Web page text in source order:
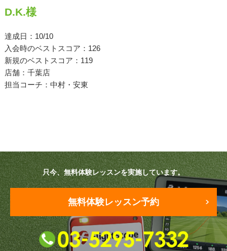
原田メソッド
エゴスキューメソッド
レッスン内容
ゴルフが楽しみたい（初心者）
飛距離アップしたい
自分に合うクラブが欲しい
法人向けプラン
プラン・料金
D.K.様
達成日：10/10
入会時のベストスコア：126
新規のベストスコア：119
店舗：千葉店
担当コーチ：中村・安東
只今、無料体験レッスンを実施しています。
無料体験レッスン予約